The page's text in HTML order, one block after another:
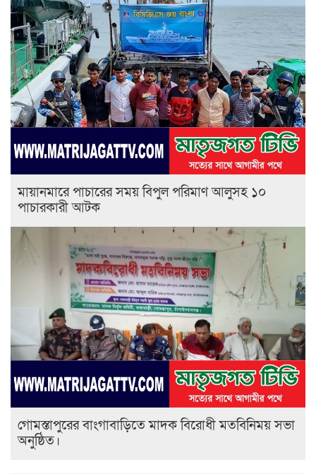
মায়ানমারে পাচারের সময় বিপুল পরিমাণ আলুসহ ১০
পাচারকারী আটক
গোমস্তাপুরের বাংগাবাড়িতে মাদক বিরোধী মতবিনিময় সভা
অনুষ্ঠিত।